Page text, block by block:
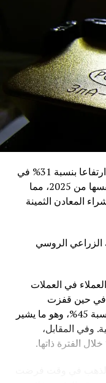
مستقل عن
والهند
سجلت مبيعات سبائك الذهب في روسيا ارتفاعا بنسبة 31% في
النصف الأول من 2026 مقارنة بالفترة نفسها من 2025، مما
المعادن الثمينة
الروسي
في العملات
شهد نموا بنسبة 8%، في حين قفزت
مشتريات العملات الفضية الاستثمارية بنسبة 45%، وهو ما يشير
وفي المقابل،